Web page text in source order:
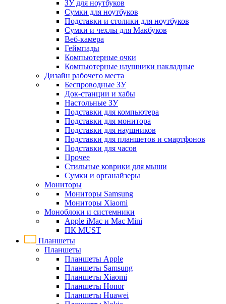
ЗУ для ноутбуков
Сумки для ноутбуков
Подставки и столики для ноутбуков
Сумки и чехлы для Макбуков
Веб-камера
Геймпады
Компьютерные очки
Компьютерные наушники накладные
Дизайн рабочего места
Беспроводные ЗУ
Док-станции и хабы
Настольные ЗУ
Подставки для компьютера
Подставки для монитора
Подставки для наушников
Подставки для планшетов и смартфонов
Подставки для часов
Прочее
Стильные коврики для мыши
Сумки и органайзеры
Мониторы
Мониторы Samsung
Мониторы Xiaomi
Моноблоки и системники
Apple iMac и Mac Mini
ПК MUST
Планшеты
Планшеты
Планшеты Apple
Планшеты Samsung
Планшеты Xiaomi
Планшеты Honor
Планшеты Huawei